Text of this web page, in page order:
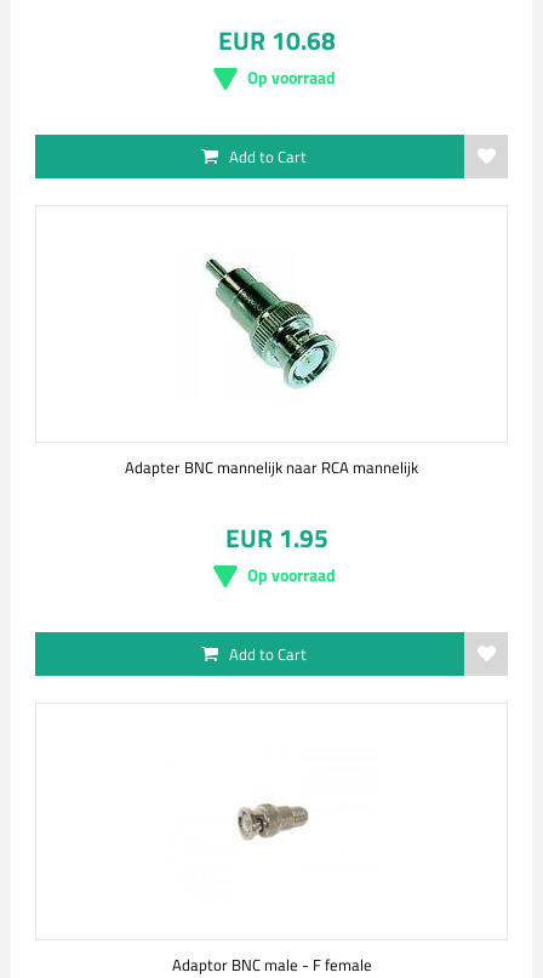
EUR 10.68
Op voorraad
Add to Cart
Adapter BNC mannelijk naar RCA mannelijk
EUR 1.95
Op voorraad
Add to Cart
Adaptor BNC male - F female